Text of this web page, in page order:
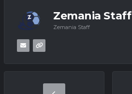
Zemania Staff
Zemania Staff